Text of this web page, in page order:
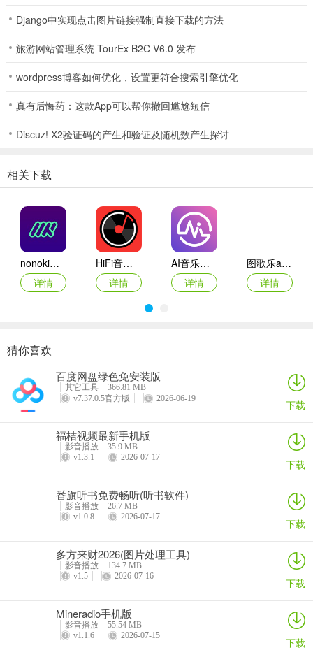
辑，让你随时随地享受音乐的魅力。
归类整理，方便随时收听。同时，还支持缓存音乐和离线播放，让你
在没有网络的情况下也能畅享音乐。
3.精准推荐，懂你所需
你的音乐内容，让你总能发现新的音乐惊喜。
Django中实现点击图片链接强制直接下载的方法
旅游网站管理系统 TourEx B2C V6.0 发布
wordpress博客如何优化，设置更符合搜索引擎优化
真有后悔药：这款App可以帮你撤回尴尬短信
Discuz! X2验证码的产生和验证及随机数产生探讨
相关下载
nonoki音乐app
详情
HiFi音乐pro
详情
AI音乐学院吉他尤克里里app
详情
图歌乐ai音乐软件
详情
OI音乐app正版最新版本
详情
i音乐vivo手机版下载安装
详情
LinLi音乐app
i音乐官方版
猜你喜欢
百度网盘绿色免安装版
其它工具
366.81 MB
v7.37.0.5官方版
2026-06-19 下载
福桔视频最新手机版
影音播放
35.9 MB
v1.3.1
2026-07-17 下载
番旗听书免费畅听(听书软件)
影音播放
26.7 MB
v1.0.8
2026-07-17 下载
多方来财2026(图片处理工具)
影音播放
134.7 MB
v1.5
2026-07-16 下载
Mineradio手机版
影音播放
55.54 MB
v1.1.6
2026-07-15 下载